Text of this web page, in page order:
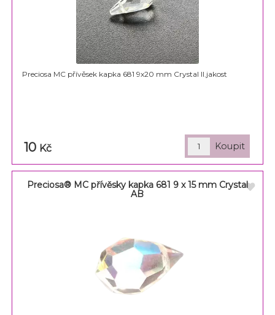
Preciosa MC přívěsek kapka 681 9x20 mm Crystal II.jakost
10 Kč
Preciosa® MC přívěsky kapka 681 9 x 15 mm Crystal
AB